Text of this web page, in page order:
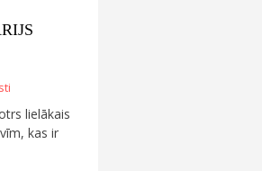
lielākais
kas ir